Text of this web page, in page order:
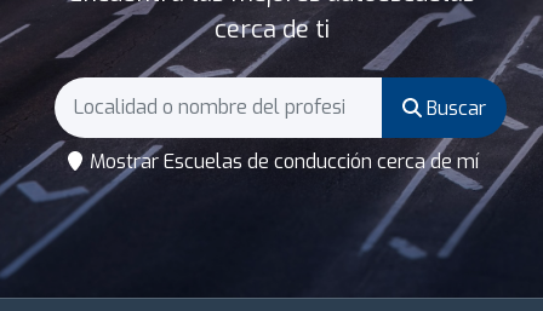
cerca de ti
Buscar
Mostrar Escuelas de conducción cerca de mí